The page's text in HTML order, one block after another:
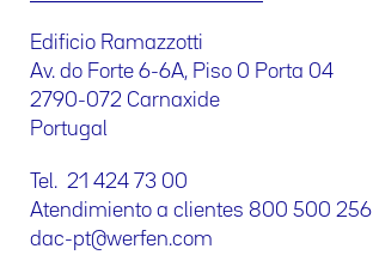
Edificio Ramazzotti
Av. do Forte 6-6A, Piso 0 Porta 04
2790-072 Carnaxide
Portugal
Tel. 21 424 73 00
Atendimiento a clientes 800 500 256
dac-pt@werfen.com